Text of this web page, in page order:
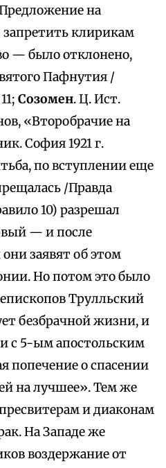
на
клирикам
— было отклонено,
Пафнутия /
Созомен. Ц. Ист.
«Второбрачие на
София 1921 г.
по вступлении еще
/Правда
10) разрешал
— и после
заявят об этом
Но потом это было
Трулльский
безбрачной жизни, и
с 5-ым апостольским
попечение о спасении
на лучшее». Тем же
и диаконам
На Западе же
воздержание от